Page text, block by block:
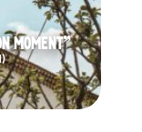
MOMENT”